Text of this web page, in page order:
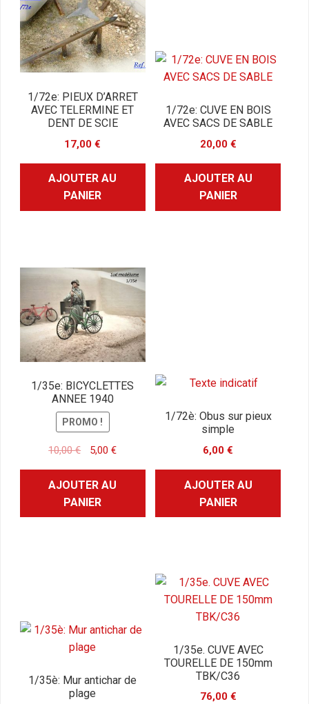
1/72e: PIEUX D’ARRET
AVEC TELERMINE ET
DENT DE SCIE
17,00€
AJOUTER AU
PANIER
1/72e: CUVE EN BOIS
AVEC SACS DE SABLE
20,00 €
AJOUTER AU
PANIER
1/35e: BICYCLETTES
ANNEE 1940
PROMO !
10,00€
Le
initial
était :
10,00 €.
5,00€Le
5,00 €.
AJOUTER AU
PANIER
1/72è: Obus sur pieux
simple
6,00€
AJOUTER AU
PANIER
1/35è: Mur antichar de
plage
1/35e. CUVE AVEC
TOURELLE DE 150mm
TBK/C36
76,00 €